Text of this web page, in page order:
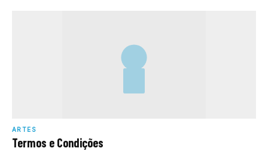
ARTES
Termos e Condições